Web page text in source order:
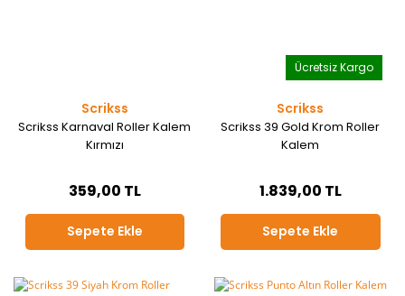
Scrikss
Scrikss Karnaval Roller Kalem
Kırmızı
359,00 TL
Sepete Ekle
Ücretsiz Kargo
Scrikss
Scrikss 39 Gold Krom Roller
Kalem
1.839,00 TL
Sepete Ekle